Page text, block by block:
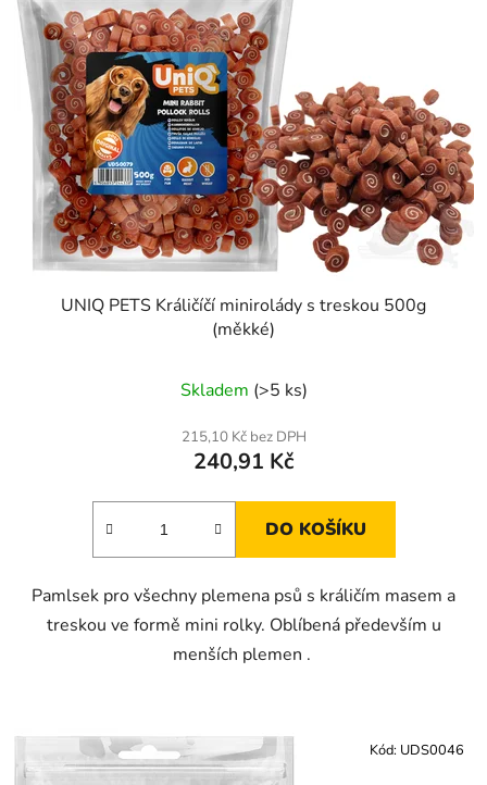
UNIQ PETS Králičíčí minirolády s treskou 500g
(měkké)
Skladem (>5 ks)
215,10 Kč bez DPH
240,91 Kč
DO KOŠÍKU
Pamlsek pro všechny plemena psů s králičím masem a
treskou ve formě mini rolky. Oblíbená především u
menších plemen .
Kód: UDS0046